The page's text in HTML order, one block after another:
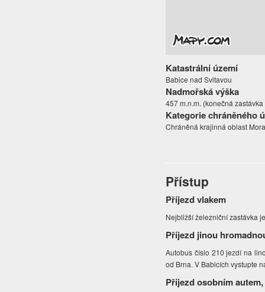
Katastrální území
Babice nad Svitavou
Nadmořská výška
457 m.n.m. (konečná
Kategorie chráněného
Chráněná krajinná oblast
Přístup
Příjezd vlakem
Nejbližší železniční zastávka
Příjezd jinou
Autobus číslo 210 jezdí na
od Brna. V Babicích vystupte
Příjezd osobním